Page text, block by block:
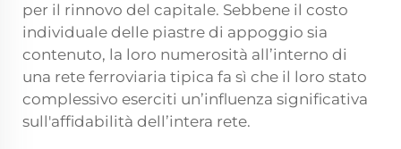
per il rinnovo del capitale. Sebbene il costo
individuale delle piastre di appoggio sia
contenuto, la loro numerosità all’interno di
una rete ferroviaria tipica fa sì che il loro stato
complessivo eserciti un’influenza significativa
sull'affidabilità dell’intera rete.